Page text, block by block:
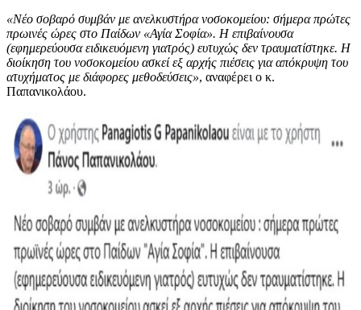
«Νέο σοβαρό συμβάν με ανελκυστήρα νοσοκομείου: σήμερα πρώτες
πρωινές ώρες στο Παίδων «Αγία Σοφία». Η επιβαίνουσα
(εφημερεύουσα ειδικευόμενη γιατρός) ευτυχώς δεν τραυματίστηκε. Η
διοίκηση του νοσοκομείου ασκεί εξ αρχής πιέσεις για απόκρυψη του
ατυχήματος με διάφορες μεθοδεύσεις», αναφέρει ο κ.
Παπανικολάου.